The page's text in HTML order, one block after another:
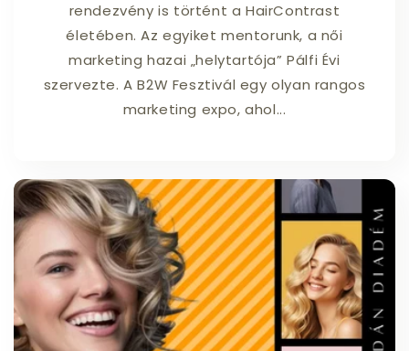
rendezvény is történt a HairContrast
életében. Az egyiket mentorunk, a női
marketing hazai „helytartója” Pálfi Évi
szervezte. A B2W Fesztivál egy olyan rangos
marketing expo, ahol...